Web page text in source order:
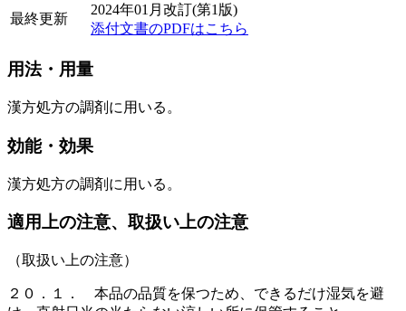
最終更新
2024年01月改訂(第1版)
添付文書のPDFはこちら
用法・用量
漢方処方の調剤に用いる。
効能・効果
漢方処方の調剤に用いる。
適用上の注意、取扱い上の注意
（取扱い上の注意）
２０．１． 本品の品質を保つため、できるだけ湿気を避